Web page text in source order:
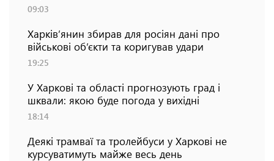
09:03
Харків’янин збирав для росіян дані про
військові об’єкти та коригував удари
19:25
У Харкові та області прогнозують град і
шквали: якою буде погода у вихідні
18:14
Деякі трамваї та тролейбуси у Харкові не
курсуватимуть майже весь день